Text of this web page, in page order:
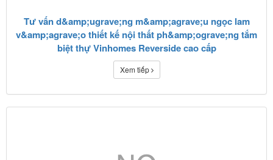
Tư vấn d&amp;ugrave;ng m&amp;agrave;u ngọc lam
v&amp;agrave;o thiết kế nội thất ph&amp;ograve;ng tắm
biệt thự Vinhomes Reverside cao cấp
Xem tiếp